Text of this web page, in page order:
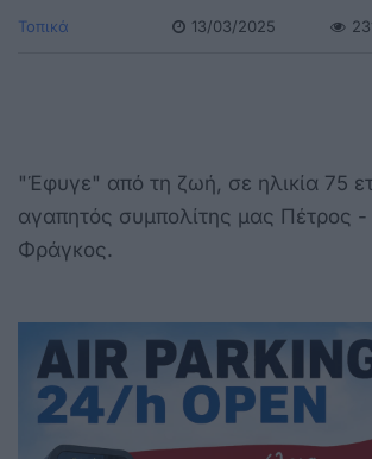
Τοπικά 13/03/2025
"Έφυγε" από τη ζωή, σε ηλικία 75
αγαπητός συμπολίτης μας Πέτρος -
Φράγκος.